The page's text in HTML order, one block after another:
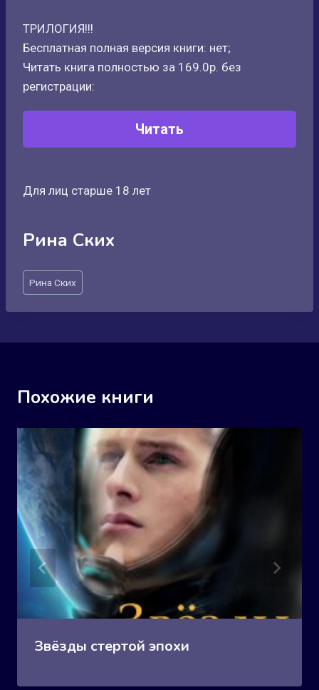
ТРИЛОГИЯ!!!
Бесплатная полная версия книги: нет;
Читать книга полностью за 169.0р. без
регистрации:
Читать
Для лиц старше 18 лет
Рина Ских
Метки
записи:
Рина Ских
Похожие книги
Звёзды стертой эпохи